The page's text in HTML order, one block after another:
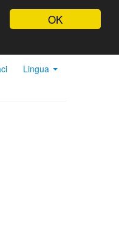
OK
Lingua